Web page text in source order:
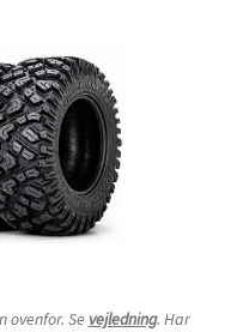
ovenfor. Se vejledning. Har